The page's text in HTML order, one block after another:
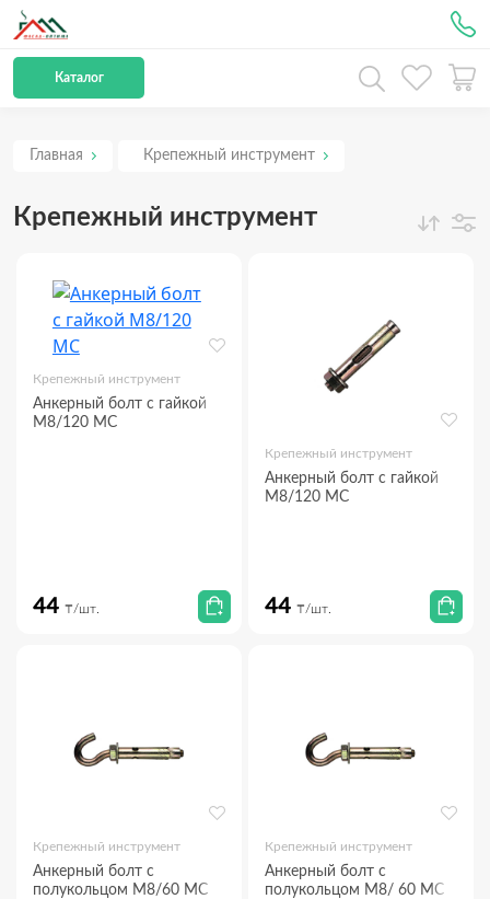
Каталог
Главная Крепежный инструмент
Крепежный инструмент
Крепежный инструмент
Анкерный болт с гайкой
М8/120 МС
44 ₸/шт.
Крепежный инструмент
Анкерный болт с гайкой
М8/120 МС
44 ₸/шт.
Крепежный инструмент
Анкерный болт с
полукольцом М8/60 МС
Крепежный инструмент
Анкерный болт с
полукольцом М8/ 60 МС